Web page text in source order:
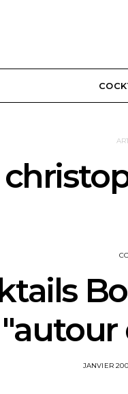
"autour
POSTED
JANVIER